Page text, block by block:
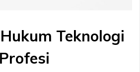
Teknologi